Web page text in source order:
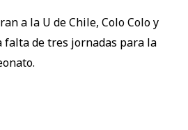
a la U de Chile, Colo Colo y
falta de tres jornadas para la